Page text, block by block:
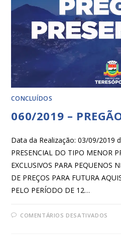
CONCLUÍDOS
060/2019 –
Data da Realização: 03/09/2019
PRESENCIAL DO TIPO MENOR
EXCLUSIVOS PARA PEQUENOS
DE PREÇOS PARA FUTURA
PELO PERÍODO DE 12…
COMENTÁRIOS DESATIVADOS